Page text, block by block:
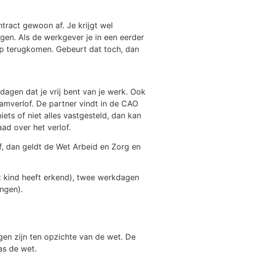
gewoon af. Je krijgt wel
Als de werkgever je in een eerder
terugkomen. Gebeurt dat toch, dan
dat je vrij bent van je werk. Ook
De partner vindt in de CAO
of niet alles vastgesteld, dan kan
over het verlof.
dan geldt de Wet Arbeid en Zorg en
heeft erkend), twee werkdagen
zijn ten opzichte van de wet. De
de wet.